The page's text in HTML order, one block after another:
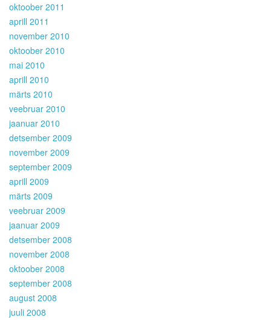
oktoober 2011
aprill 2011
november 2010
oktoober 2010
mai 2010
aprill 2010
märts 2010
veebruar 2010
jaanuar 2010
detsember 2009
november 2009
september 2009
aprill 2009
märts 2009
veebruar 2009
jaanuar 2009
detsember 2008
november 2008
oktoober 2008
september 2008
august 2008
juuli 2008